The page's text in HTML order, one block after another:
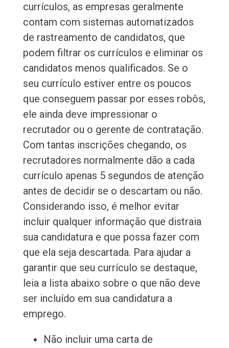
currículos, as empresas geralmente
contam com sistemas automatizados
de rastreamento de candidatos, que
podem filtrar os currículos e eliminar os
candidatos menos qualificados. Se o
seu currículo estiver entre os poucos
que conseguem passar por esses robôs,
ele ainda deve impressionar o
recrutador ou o gerente de contratação.
Com tantas inscrições chegando, os
recrutadores normalmente dão a cada
currículo apenas 5 segundos de atenção
antes de decidir se o descartam ou não.
Considerando isso, é melhor evitar
incluir qualquer informação que distraia
sua candidatura e que possa fazer com
que ela seja descartada. Para ajudar a
garantir que seu currículo se destaque,
leia a lista abaixo sobre o que não deve
ser incluído em sua candidatura a
emprego.
Não incluir uma carta de